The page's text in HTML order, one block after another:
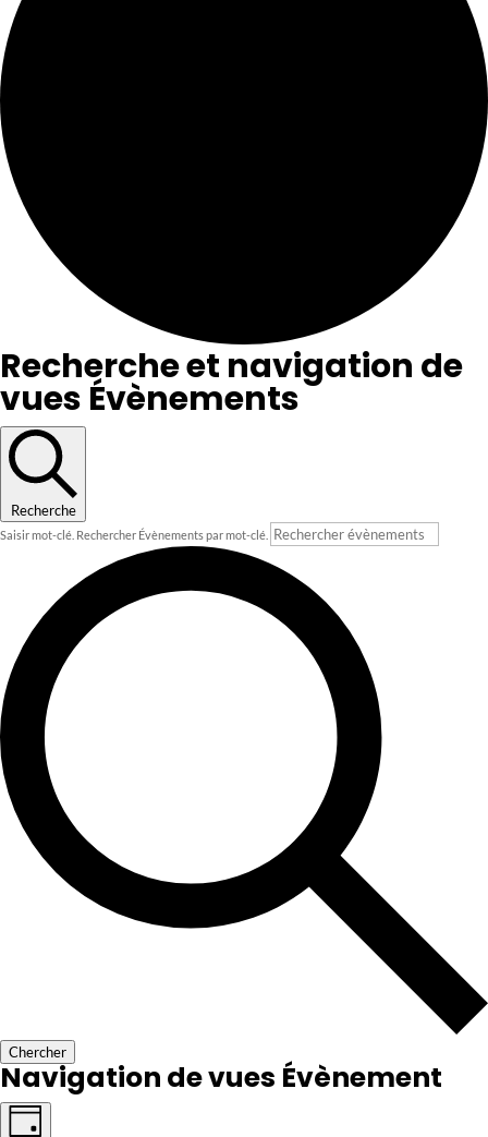
Recherche et navigation de
vues Évènements
Recherche
Saisir mot-clé. Rechercher Évènements par mot-clé.
Chercher
Navigation de vues Évènement